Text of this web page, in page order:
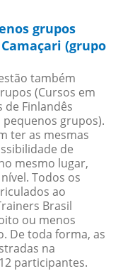
grupos
(grupo
também
(Cursos em
de Finlandês
grupos).
ter as mesmas
de
mesmo lugar,
Todos os
ao
Brasil
ou menos
De toda forma, as
na
participantes.